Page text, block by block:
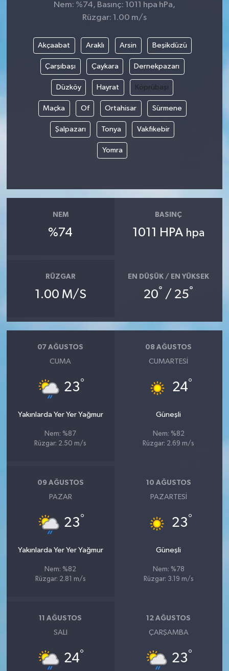
Nem: %74, Basınç: 1011 hpa hPa,
Rüzgar: 1.00 m/s
Akçaabat Araklı Arsin Beşikdüzü
Çarşıbaşı Çaykara Dernekpazarı
Düzköy Hayrat Köprübaşı
Maçka Of Ortahisar Sürmene
Şalpazarı Tonya Vakfıkebir
Yomra
NEM
%74
BASINÇ
1011 HPA hpa
RÜZGAR
1.00 M/S
EN DÜŞÜK / EN YÜKSEK
20° / 25°
07 AĞUSTOS
CUMA
23°
Yakınlarda Yer Yer Yağmur
Nem: %87
Rüzgar: 2.50 m/s
08 AĞUSTOS
CUMARTESI
24°
Güneşli
Nem: %82
Rüzgar: 2.69 m/s
09 AĞUSTOS
PAZAR
23°
Yakınlarda Yer Yer Yağmur
Nem: %82
Rüzgar: 2.81 m/s
10 AĞUSTOS
PAZARTESI
23°
Güneşli
Nem: %78
Rüzgar: 3.19 m/s
11 AĞUSTOS
SALI
24°
12 AĞUSTOS
ÇARŞAMBA
23°